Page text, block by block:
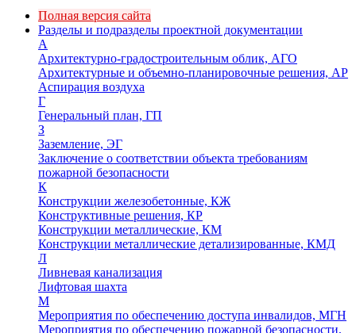
Полная версия сайта
Разделы и подразделы проектной документации
А
Архитектурно-градостроительным облик, АГО
Архитектурные и объемно-планировочные решения, АР
Аспирация воздуха
Г
Генеральный план, ГП
З
Заземление, ЭГ
Заключение о соответствии объекта требованиям
пожарной безопасности
К
Конструкции железобетонные, КЖ
Конструктивные решения, КР
Конструкции металлические, КМ
Конструкции металлические детализированные, КМД
Л
Ливневая канализация
Лифтовая шахта
М
Мероприятия по обеспечению доступа инвалидов, МГН
Мероприятия по обеспечению пожарной безопасности,